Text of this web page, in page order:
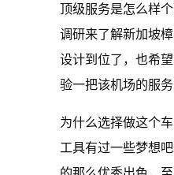
顶级服务是怎么样
调研来了解新加坡
设计到位了，也希
验一把该机场的服务
为什么选择做这个
工具有过一些梦想